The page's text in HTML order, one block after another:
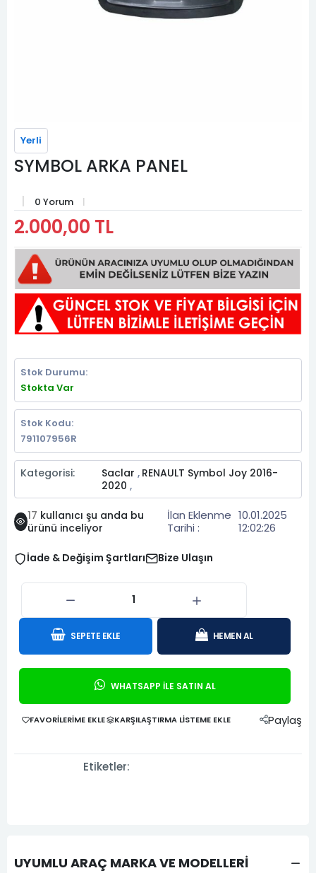
Yerli
SYMBOL ARKA PANEL
0 Yorum
2.000,00 TL
Stok Durumu:
Stokta Var
Stok Kodu:
791107956R
Kategorisi: Saclar , RENAULT Symbol Joy 2016-
2020 ,
17 kullanıcı şu anda bu
ürünü inceliyor
İlan Eklenme
Tarihi :
10.01.2025
12:02:26
İade & Değişim Şartları Bize Ulaşın
SEPETE EKLE HEMEN AL
WHATSAPP İLE SATIN AL
FAVORILERIME EKLE KARŞILAŞTIRMA LISTEME EKLE Paylaş
Etiketler:
UYUMLU ARAÇ MARKA VE MODELLERİ